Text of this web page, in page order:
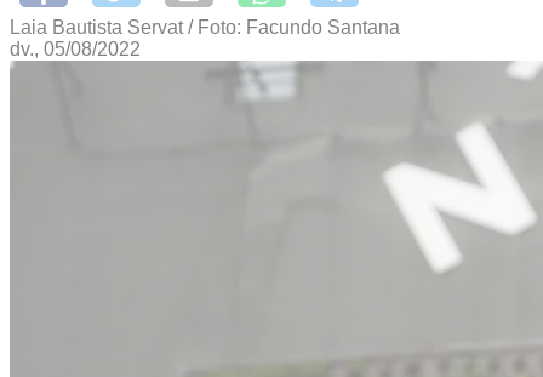
Laia Bautista Servat / Foto: Facundo Santana
dv., 05/08/2022